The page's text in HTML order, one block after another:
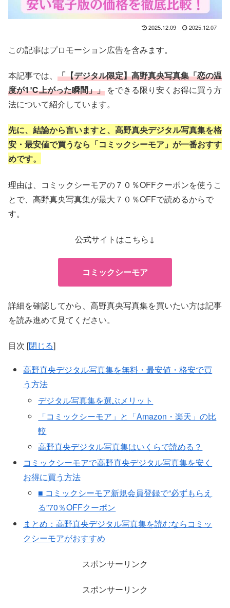
2025.12.09 2025.12.07
この記事はプロモーション広告を含みます。
本記事では、 「【デジタル限定】高野真央写真集「恋の温
度が1℃上がった瞬間」」 をできる限り安くお得に買う方
法について紹介しています。
先に、結論から言いますと、高野真央デジタル写真集を格
安・最安値で買うなら「コミックシーモア」が一番おすす
めです。
理由は、コミックシーモアの７０％OFFクーポンを使うこ
とで、高野真央写真集が最大７０％OFFで読めるからで
す。
公式サイトはこちら↓
コミックシーモア
詳細を確認してから、高野真央写真集を買いたい方は記事
を読み進めて見てください。
目次 [閉じる]
高野真央デジタル写真集を無料・最安値・格安で買
う方法
デジタル写真集を選ぶメリット
「コミックシーモア」と「Amazon・楽天」の比
較
高野真央デジタル写真集はいくらで読める？
コミックシーモアで高野真央デジタル写真集を安く
お得に買う方法
■ コミックシーモア新規会員登録で“必ずもらえ
る”70％OFFクーポン
まとめ：高野真央デジタル写真集を読むならコミッ
クシーモアがおすすめ
スポンサーリンク
スポンサーリンク